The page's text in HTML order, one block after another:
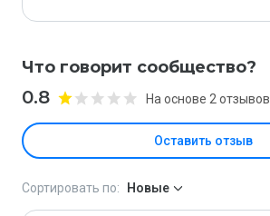
Что говорит сообщество?
0.8 На основе 2 отзывов
Оставить отзыв
Сортировать по: Новые